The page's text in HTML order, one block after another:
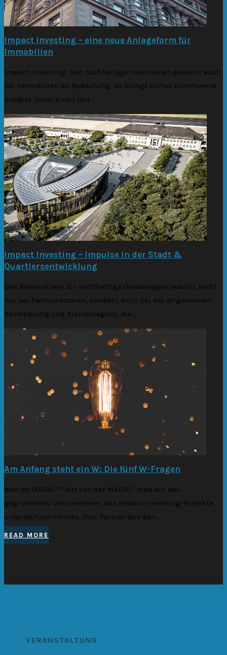
Impact Investing – eine neue Anlageform für
Immobilien
Impact Investing: Das nachhaltige Investieren gewinnt auch
bei Immobilien an Bedeutung. Es bringt bisher kontroverse
Ansätze unter einen Hut....
Impact Investing – Impulse in der Stadt &
Quartiersentwicklung
Das Bewusstsein für nachhaltige Geldanlagen wächst nicht
nur bei Fachinvestoren, sondern auch bei der allgemeinen
Bevölkerung und Kleinanlegern, die...
Am Anfang steht ein W: Die fünf W-Fragen
Wer ist MAGNI³? Wir von der MAGNI³ sind ein neu
gegründetes Unternehmen, das Impact-Investing-Projekte
unterstützen möchte. Drei Partner aus den...
READ MORE
VERANSTALTUNG